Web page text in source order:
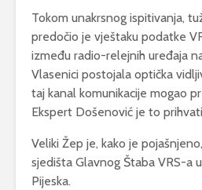
Tokom unakrsnog ispitivanja,
predočio je vještaku podatke
između radio-relejnih uređaja
Vlasenici postojala optička
taj kanal komunikacije mogao
Ekspert Došenović je to
Veliki Žep je, kako je
sjedišta Glavnog Štaba VRS-a
Pijeska.